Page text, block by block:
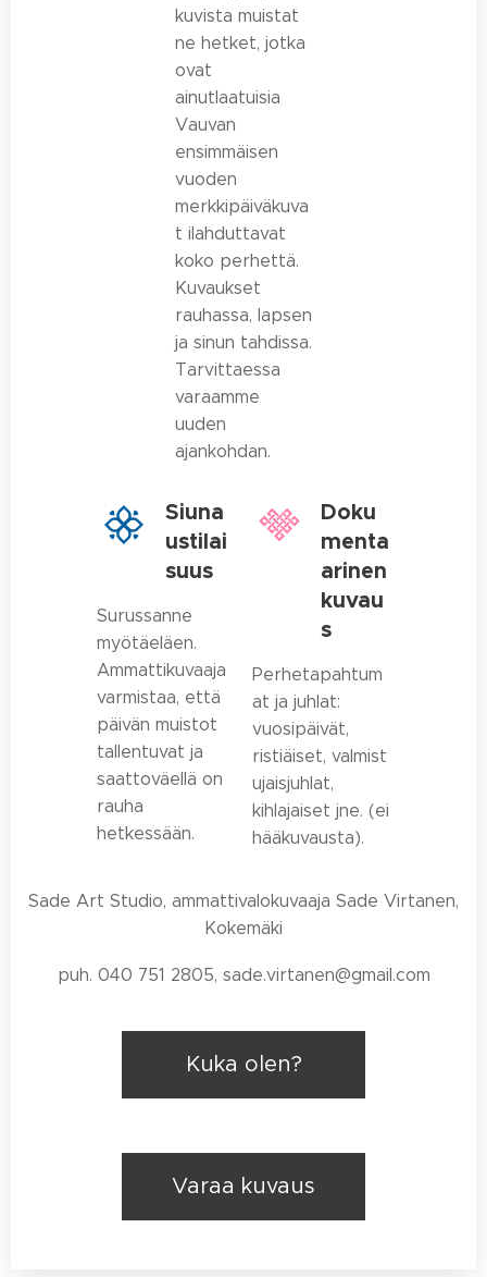
kuvista muistat
ne hetket, jotka
ovat
ainutlaatuisia
Vauvan
ensimmäisen
vuoden
merkkipäiväkuva
t ilahduttavat
koko perhettä.
Kuvaukset
rauhassa, lapsen
ja sinun tahdissa.
Tarvittaessa
varaamme
uuden
ajankohdan.
Siuna
ustilai
suus
Surussanne
myötäeläen.
Ammattikuvaaja
varmistaa, että
päivän muistot
tallentuvat ja
saattoväellä on
rauha
hetkessään.
Doku
menta
arinen
kuvau
s
Perhetapahtum
at ja juhlat:
vuosipäivät,
ristiäiset, valmist
ujaisjuhlat,
kihlajaiset jne. (ei
hääkuvausta).
Sade Art Studio, ammattivalokuvaaja Sade Virtanen,
Kokemäki
puh. 040 751 2805, sade.virtanen@gmail.com
Kuka olen?
Varaa kuvaus